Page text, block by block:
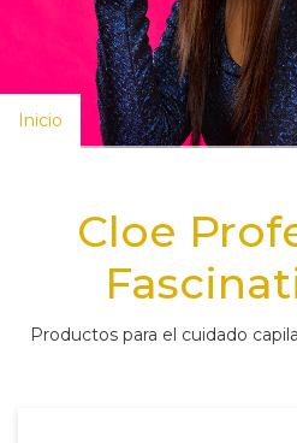
Inicio
Cloe
Productos para el cuidado